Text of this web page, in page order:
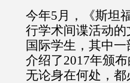
今年5月，《斯坦
行学术间谍活动
国际学生，其中
介绍了2017年颁
无论身在何处，